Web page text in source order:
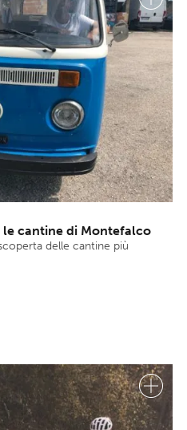
cantine di Montefalco
delle cantine più